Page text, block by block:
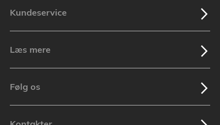
Kundeservice
Læs mere
Følg os